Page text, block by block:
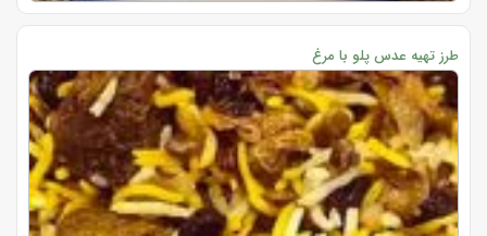
طرز تهیه عدس پلو با مرغ